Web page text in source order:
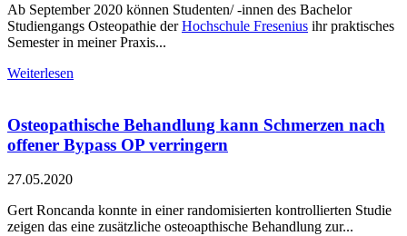
Ab September 2020 können Studenten/ -innen des Bachelor
Studiengangs Osteopathie derHochschule Fresenius ihr praktisches
Semester in meiner Praxis...
Weiterlesen
Osteopathische Behandlung kann Schmerzen nach
offener Bypass OP verringern
27.05.2020
Gert Roncanda konnte in einer randomisierten kontrollierten Studie
zeigen das eine zusätzliche osteoapthische Behandlung zur...